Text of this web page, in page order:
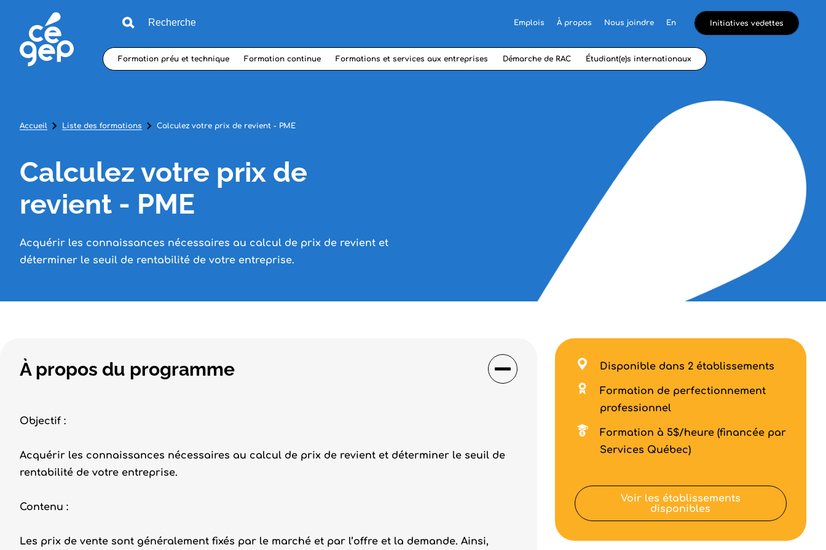
Emplois À propos Nous joindre En Initiatives vedettes
Formation préu et technique Formation continue Formations et services aux entreprises Démarche de RAC Étudiant(e)s internationaux
Accueil Liste des formations Calculez votre prix de revient - PME
Calculez votre prix de
revient - PME
Acquérir les connaissances nécessaires au calcul de prix de revient et
déterminer le seuil de rentabilité de votre entreprise.
À propos du programme
Objectif :
Acquérir les connaissances nécessaires au calcul de prix de revient et déterminer le seuil de
rentabilité de votre entreprise.
Contenu :
Les prix de vente sont généralement fixés par le marché et par l’offre et la demande. Ainsi,
Disponible dans 2 établissements
Formation de perfectionnement
professionnel
Formation à 5$/heure (financée par
Services Québec)
Voir les établissements
disponibles